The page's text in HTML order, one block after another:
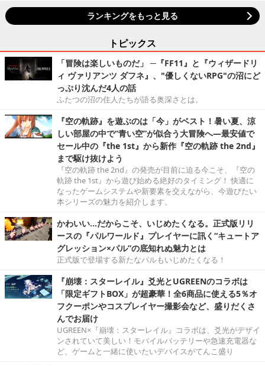
ランキングをもっと見る
トピックス
「冒険は楽しいものだ」 ─『FF11』と『ウィザードリ
ィ ヴァリアンツ ダフネ』、"優しくないRPG"の沼にど
っぷり沈んだ4人の話
ふたつの沼の住人たちが語る奥深さとは。
『空の軌跡』を遊ぶのは「今」がベスト！暑い夏、涼
しい部屋の中で“青い空”が似合う大冒険へ―最安値で
セール中の『the 1st』から新作『空の軌跡 the 2nd』
まで駆け抜けよう
『空の軌跡 the 2nd』の発売が目前に迫る今こそ、『空の
軌跡 the 1st』から遊び始める絶好のタイミング！ 快適に
なったゲームシステムや新要素を交えながら、今遊びたい
本シリーズの魅力を紹介します。
かわいい…だからこそ、いじめたくなる。正式版リリ
ースの『パルワールド』プレイヤーに訊く“キュートア
グレッション×パル”の底知れぬ魅力とは
正式版で登場する新たなパルもいじめたくなる！
『崩壊：スターレイル』爻光とUGREENのコラボは
「限定ギフトBOX」が超豪華！全6商品に使える5％オ
フクーポンやコスプレイヤー撮影会など、盛りだくさ
んでお届け
UGREEN×『崩壊：スターレイル』コラボは、爻光がデザイ
ンされていて美しい！モバイルバッテリーや急速充電器な
ど、ゲームと一緒に使いたいデバイスがてんこ盛り